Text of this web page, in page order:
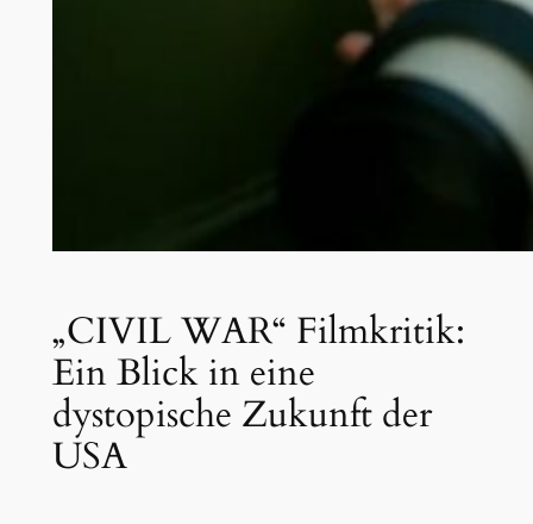
„CIVIL WAR“ Filmkritik:
Ein Blick in eine
dystopische Zukunft der
USA